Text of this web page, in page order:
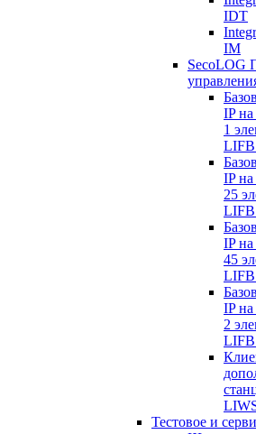
IDT
IM
SecoLOG
IP на
1
LIFB
IP на
25
LIFB
IP на
45
LIFB
IP на
2
Тестовое и